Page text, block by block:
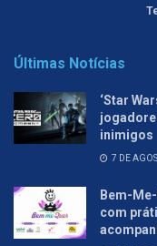
Últimas Notícias
‘Star
inimigos
7 DE
Bem-
com